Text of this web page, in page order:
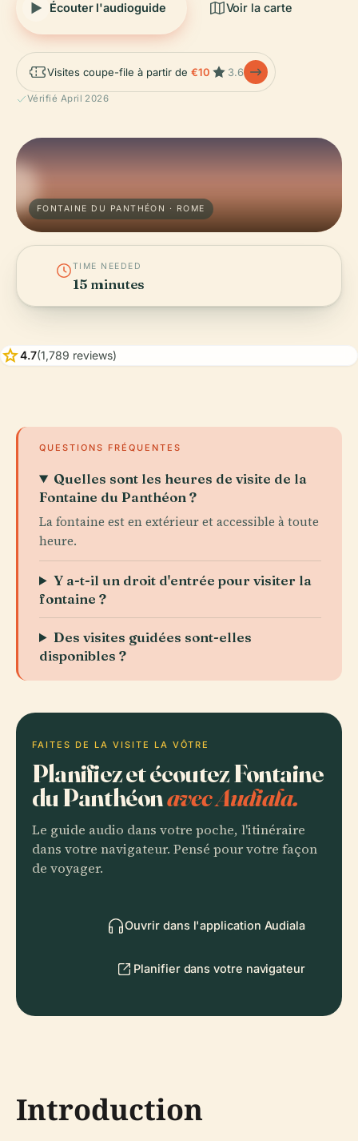
Écouter l'audioguide Voir la carte
Visites coupe-file à partir de €10 3.6
Vérifié April 2026
FONTAINE DU PANTHÉON · ROME
TIME NEEDED
15 minutes
star4.7(1,789 reviews)
QUESTIONS FRÉQUENTES
Quelles sont les heures de visite de la
Fontaine du Panthéon ?
La fontaine est en extérieur et accessible à toute
heure.
Y a-t-il un droit d'entrée pour visiter la
fontaine ?
Des visites guidées sont-elles
disponibles ?
FAITES DE LA VISITE LA VÔTRE
Planifiez et écoutez Fontaine
du Panthéonavec Audiala.
Le guide audio dans votre poche, l'itinéraire
dans votre navigateur. Pensé pour votre façon
de voyager.
Ouvrir dans l'application Audiala
Planifier dans votre navigateur
Introduction